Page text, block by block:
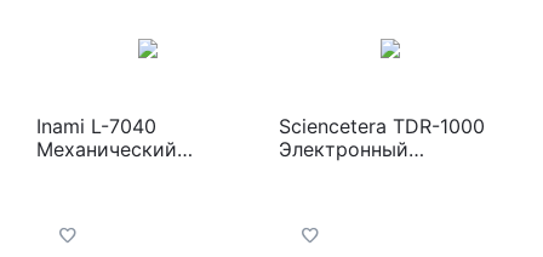
Inami L-7040
Механический
Sciencetera TDR-1000
Электронный